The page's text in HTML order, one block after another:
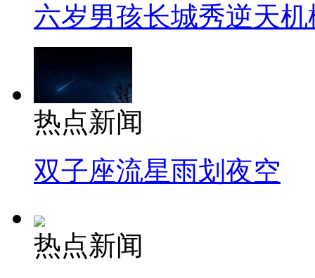
六岁男孩长城秀逆天机
热点新闻
双子座流星雨划夜空
热点新闻